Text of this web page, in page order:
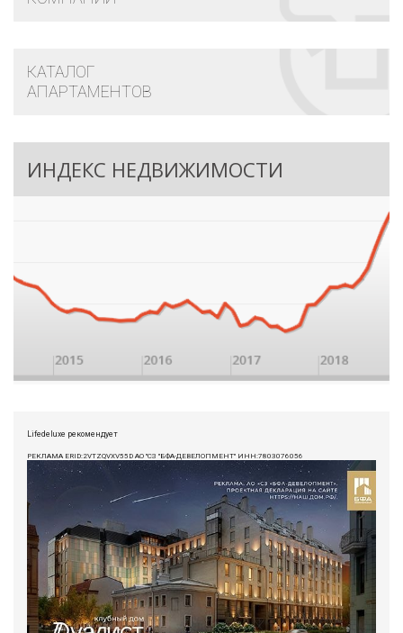
КАТАЛОГ
АПАРТАМЕНТОВ
ИНДЕКС НЕДВИЖИМОСТИ
Lifedeluxe рекомендует
РЕКЛАМА ERID:2VTZQVXV55D АО "СЗ "БФА-ДЕВЕЛОПМЕНТ" ИНН:7803076056